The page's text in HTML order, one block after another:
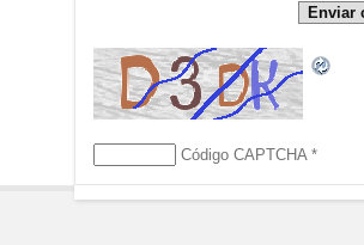
Código CAPTCHA*